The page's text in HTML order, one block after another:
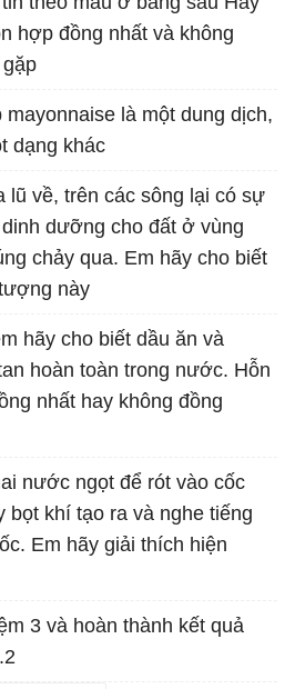
hợp đồng nhất và không
là một dung dịch,
dạng khác
lũ về, trên các sông lại có sự
dưỡng cho đất ở vùng
chảy qua. Em hãy cho biết
này
hãy cho biết dầu ăn và
hoàn toàn trong nước. Hỗn
nhất hay không đồng
nước ngọt để rót vào cốc
bọt khí tạo ra và nghe tiếng
Em hãy giải thích hiện
3 và hoàn thành kết quả